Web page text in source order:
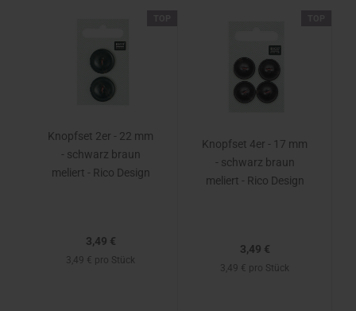
Knopfset 2er - 22 mm
- schwarz braun
meliert - Rico Design
3,49 €
3,49 € pro Stück
Knopfset 4er - 17 mm
- schwarz braun
meliert - Rico Design
3,49 €
3,49 € pro Stück